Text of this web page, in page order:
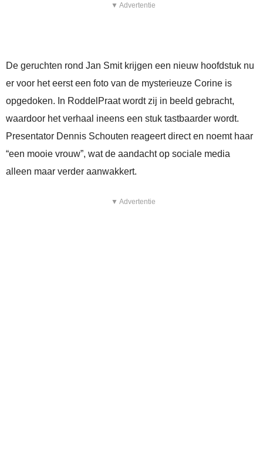
▼ Advertentie
De geruchten rond Jan Smit krijgen een nieuw hoofdstuk nu
er voor het eerst een foto van de mysterieuze Corine is
opgedoken. In RoddelPraat wordt zij in beeld gebracht,
waardoor het verhaal ineens een stuk tastbaarder wordt.
Presentator Dennis Schouten reageert direct en noemt haar
“een mooie vrouw”, wat de aandacht op sociale media
alleen maar verder aanwakkert.
▼ Advertentie